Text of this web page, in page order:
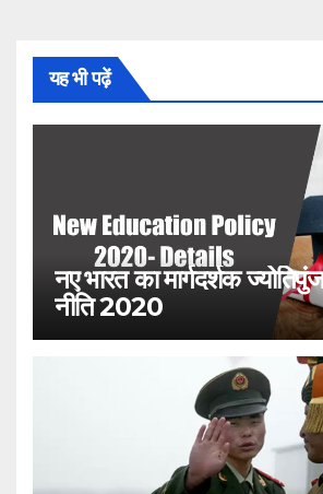
यह भी पढ़ें
नए भारत का मार्गदर्शक
नीति 2020